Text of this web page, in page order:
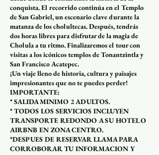
conquista. El recorrido continúa en el Templo
de San Gabriel, un escenario clave durante la
matanza de los cholultecas. Después, tendrás
dos horas libres para disfrutar de la magia de
Cholula a tu ritmo. Finalizaremos el tour con
visitas a los icónicos templos de Tonantzintla y
San Francisco Acatepec.
¡Un viaje lleno de historia, cultura y paisajes
impresionantes que no te puedes perder!
IMPORTANTE:
* SALIDA MINIMO 2 ADULTOS.
* TODOS LOS SERVICIOS INCLUYEN
TRANSPORTE REDONDO A SU HOTEL O
AIRBNB EN ZONA CENTRO.
*DESPUES DE RESERVAR LLAMA PARA
CORROBORAR TU INFORMACION Y